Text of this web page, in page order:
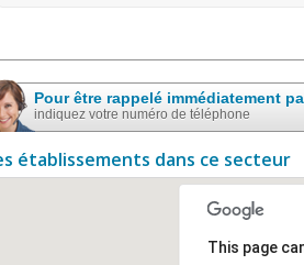
Pour être rappelé immédiatement
indiquez votre numéro de téléphone
établissements dans ce secteur
This page